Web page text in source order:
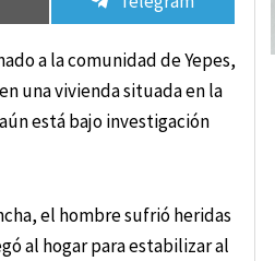
a la comunidad de Yepes,
una vivienda situada en la
está bajo investigación
el hombre sufrió heridas
al hogar para estabilizar al